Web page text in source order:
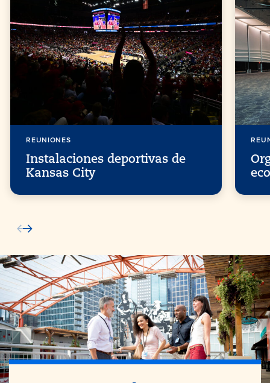
REUNIONES
Instalaciones deportivas de
Kansas City